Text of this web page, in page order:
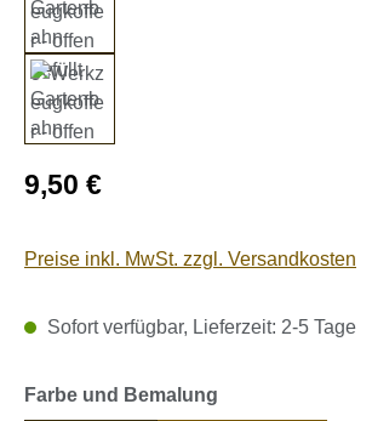
Regulärer Preis:
9,50 €
Preise inkl. MwSt. zzgl. Versandkosten
Sofort verfügbar, Lieferzeit: 2-5 Tage
Farbe und Bemalung